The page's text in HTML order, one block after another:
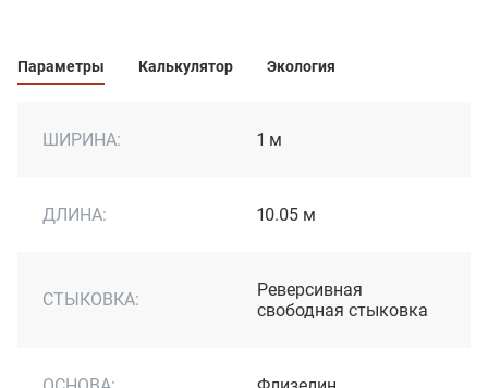
Параметры Калькулятор Экология
ШИРИНА: 1 м
ДЛИНА: 10.05 м
СТЫКОВКА:
Реверсивная
свободная стыковка